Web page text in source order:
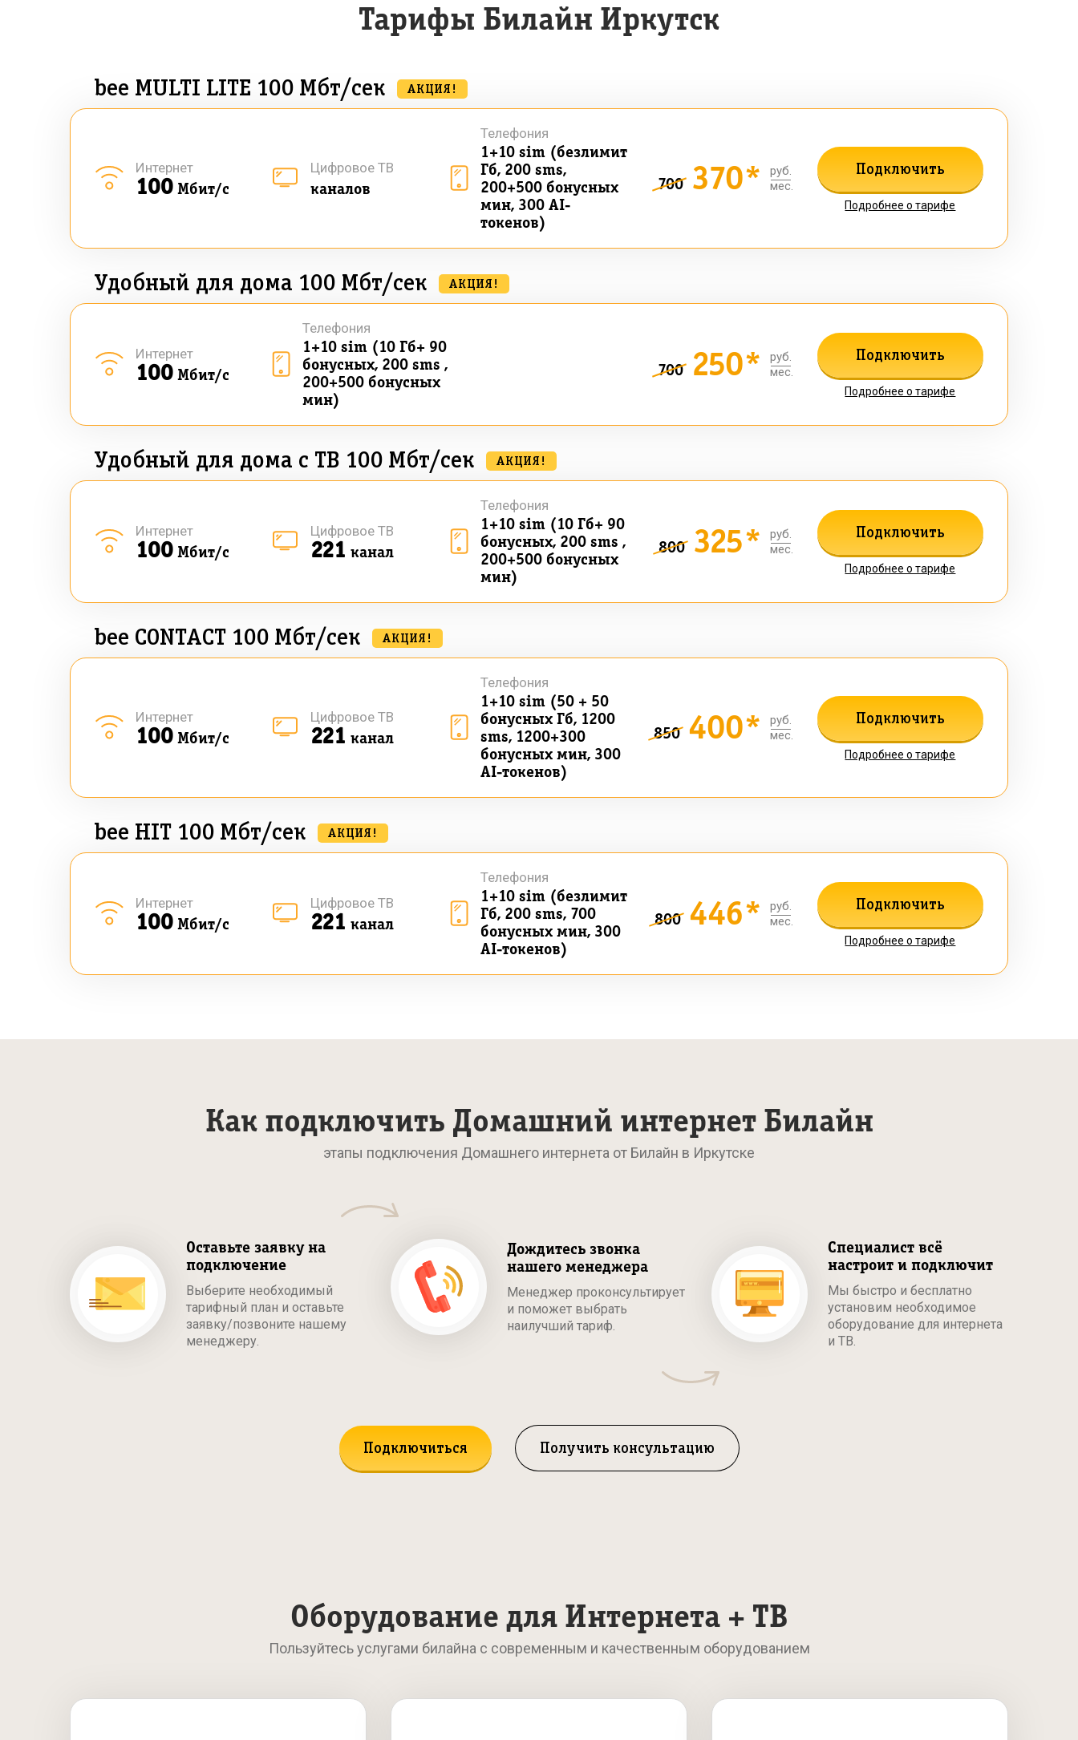
Тарифы Билайн Иркутск
bee MULTI LITE 100 Мбт/сек АКЦИЯ!
100 Мбит/с
Интернет
каналов
Цифровое ТВ
1+10 sim (безлимит
Гб, 200 sms,
200+500 бонусных
мин, 300 AI-
токенов)
Телефония
700 370*
руб.
мес.
Подключить
Подробнее о тарифе
Удобный для дома 100 Мбт/сек АКЦИЯ!
100 Мбит/с
Интернет
1+10 sim (10 Гб+ 90
бонусных, 200 sms ,
200+500 бонусных
мин)
Телефония
700 250*
руб.
мес.
Подключить
Подробнее о тарифе
Удобный для дома с ТВ 100 Мбт/сек АКЦИЯ!
100 Мбит/с
Интернет
221 канал
Цифровое ТВ
1+10 sim (10 Гб+ 90
бонусных, 200 sms ,
200+500 бонусных
мин)
Телефония
800 325*
руб.
мес.
Подключить
Подробнее о тарифе
bee CONTACT 100 Мбт/сек АКЦИЯ!
100 Мбит/с
Интернет
221 канал
Цифровое ТВ
1+10 sim (50 + 50
бонусных Гб, 1200
sms, 1200+300
бонусных мин, 300
AI-токенов)
Телефония
850 400*
руб.
мес.
Подключить
Подробнее о тарифе
bee HIT 100 Мбт/сек АКЦИЯ!
100 Мбит/с
Интернет
221 канал
Цифровое ТВ
1+10 sim (безлимит
Гб, 200 sms, 700
бонусных мин, 300
AI-токенов)
Телефония
800 446*
руб.
мес.
Подключить
Подробнее о тарифе
Как подключить Домашний интернет Билайн
этапы подключения Домашнего интернета от Билайн в Иркутске
Оставьте заявку на
подключение
Выберите необходимый
тарифный план и оставьте
заявку/позвоните нашему
менеджеру.
Дождитесь звонка
нашего менеджера
Менеджер проконсультирует
и поможет выбрать
наилучший тариф.
Специалист всё
настроит и подключит
Мы быстро и бесплатно
установим необходимое
оборудование для интернета
и ТВ.
Подключиться Получить консультацию
Оборудование для Интернета + ТВ
Пользуйтесь услугами билайна с современным и качественным оборудованием